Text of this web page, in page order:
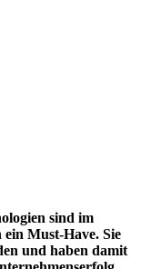
sind im
Must-Have. Sie
und haben damit